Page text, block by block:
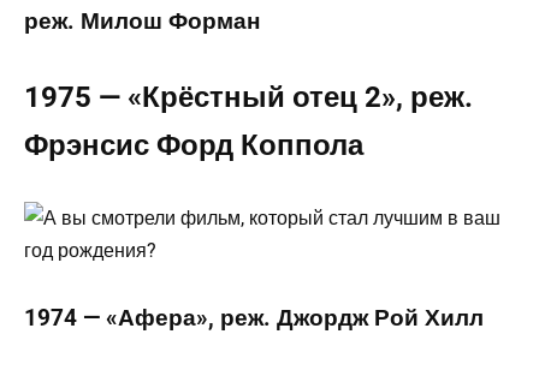
реж. Милош Форман
1975 — «Крёстный отец 2», реж.
Фрэнсис Форд Коппола
1974 — «Афера», реж. Джордж Рой Хилл